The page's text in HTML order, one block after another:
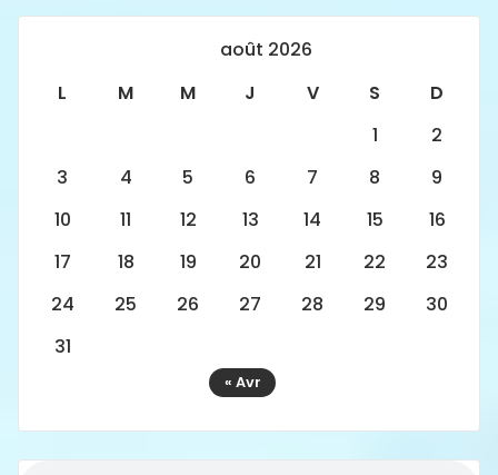
août 2026
L
M M J V S
D
1
2
3
4 5 6 7 8
9
10
11 12 13 14 15
16
17
18 19 20 21 22
23
24
25 26 27 28 29
30
31
« Avr